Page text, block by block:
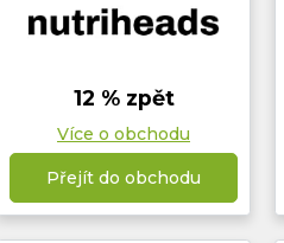
12 % zpět
Více o obchodu
Přejít do obchodu